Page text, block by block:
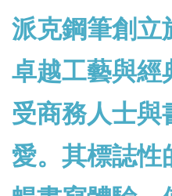
派克鋼筆創立
卓越工藝與經
受商務人士與
愛。其標誌性